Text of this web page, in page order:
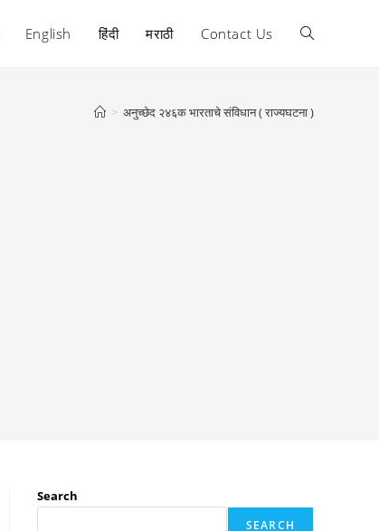
English हिंदी मराठी Contact Us Toggle
> अनुच्छेद २४६क भारताचे संविधान ( राज्यघटना )
Search
SEARCH